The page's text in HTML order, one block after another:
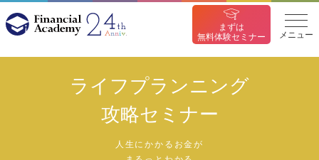
まずは
無料体験セミナー
メニュー
ライフプランニング
攻略セミナー
人生にかかるお金が